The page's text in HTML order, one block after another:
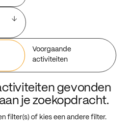
Voorgaande
activiteiten
gevonden
je zoekopdracht.
filter(s) of kies een andere filter.